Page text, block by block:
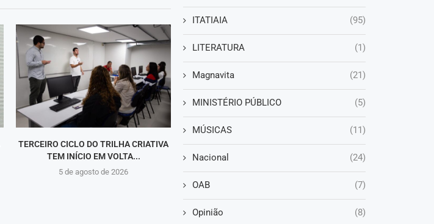
TERCEIRO CICLO DO TRILHA CRIATIVA
TEM INÍCIO EM VOLTA...
5 de agosto de 2026
ITATIAIA (95)
LITERATURA (1)
Magnavita (21)
MINISTÉRIO PÚBLICO (5)
MÚSICAS (11)
Nacional (24)
OAB (7)
Opinião (8)